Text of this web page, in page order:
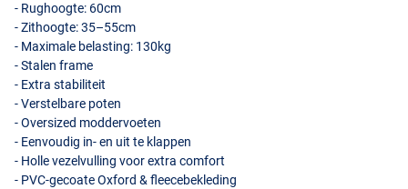
- Rughoogte: 60cm
- Zithoogte: 35–55cm
- Maximale belasting: 130kg
- Stalen frame
- Extra stabiliteit
- Verstelbare poten
- Oversized moddervoeten
- Eenvoudig in- en uit te klappen
- Holle vezelvulling voor extra comfort
- PVC-gecoate Oxford & fleecebekleding